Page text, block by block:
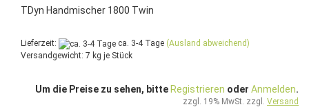
TDyn Handmischer 1800 Twin
Lieferzeit: ca. 3-4 Tage (Ausland abweichend)
Versandgewicht: 7 kg je Stück
Um die Preise zu sehen, bitte Registrieren oder Anmelden.
zzgl. 19% MwSt. zzgl. Versand